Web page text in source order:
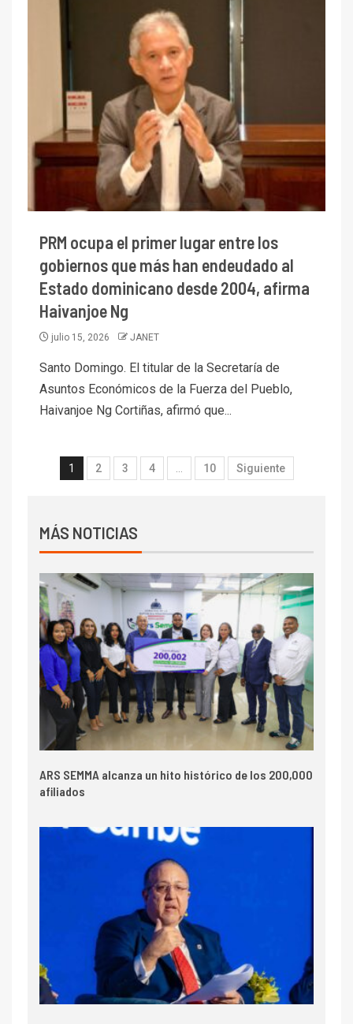
PRM ocupa el primer lugar entre los
gobiernos que más han endeudado al
Estado dominicano desde 2004, afirma
Haivanjoe Ng
julio 15, 2026 JANET
Santo Domingo. El titular de la Secretaría de
Asuntos Económicos de la Fuerza del Pueblo,
Haivanjoe Ng Cortiñas, afirmó que...
1 2 3 4 … 10 Siguiente
MÁS NOTICIAS
ARS SEMMA alcanza un hito histórico de los 200,000
afiliados